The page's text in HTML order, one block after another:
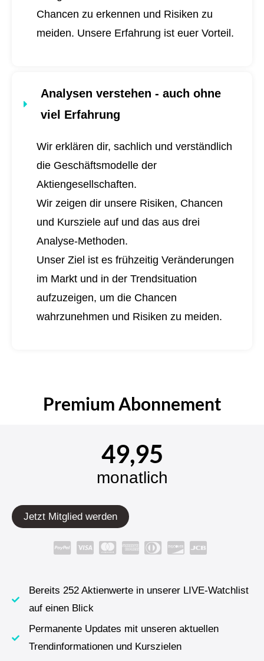
Chancen zu erkennen und Risiken zu
meiden. Unsere Erfahrung ist euer Vorteil.
Analysen verstehen - auch ohne
viel Erfahrung
Wir erklären dir, sachlich und verständlich
die Geschäftsmodelle der
Aktiengesellschaften.
Wir zeigen dir unsere Risiken, Chancen
und Kursziele auf und das aus drei
Analyse-Methoden.
Unser Ziel ist es frühzeitig Veränderungen
im Markt und in der Trendsituation
aufzuzeigen, um die Chancen
wahrzunehmen und Risiken zu meiden.
Premium Abonnement
49,95
monatlich
Jetzt Mitglied werden
Bereits 252 Aktienwerte in unserer LIVE-Watchlist
auf einen Blick
Permanente Updates mit unseren aktuellen
Trendinformationen und Kurszielen